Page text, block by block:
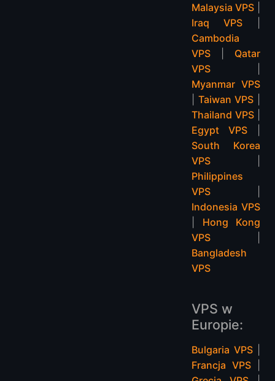
Malaysia VPS
Iraq VPS
Cambodia
VPS
Qatar
VPS
Myanmar VPS
Taiwan VPS
Thailand VPS|
Egypt VPS
South Korea
VPS
Philippines
VPS
Indonesia VPS
Hong Kong
VPS
Bangladesh
VPS
VPS w
Europie:
Bulgaria VPS|
Francja VPS|